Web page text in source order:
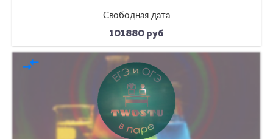
Свободная дата
101880 руб
compare_arrows